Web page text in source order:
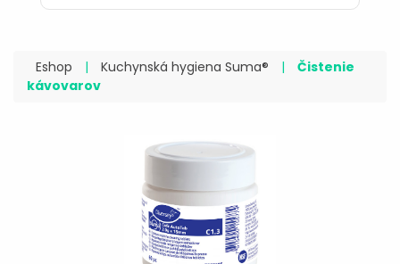
Eshop | Kuchynská hygiena Suma® |
Čistenie
kávovarov